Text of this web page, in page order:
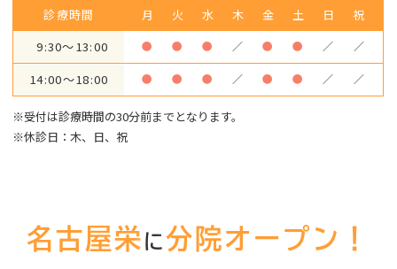
〇変更後の営業時間
9：30～13：00
14：00～18：00
ご不便、ご迷惑をおかけしますがご理解と
ご協力の程、よろしくお願いいたします
診日とさせていただきます。５月7日（木）
診療時間 月 火 水 木 金 土 日
祝
9:30～13:00
● ● ● ／ ● ● ／ ／
14:00～18:00 ● ● ● ／ ● ● ／ ／
※受付は診療時間の30分前までとなります。
※休診日：木、日、祝
名古屋栄 に分院オープン！